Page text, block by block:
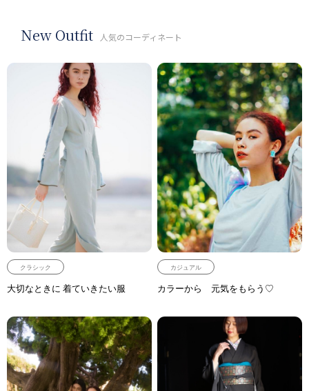
New Outfit 人気のコーディネート
クラシック
大切なときに 着ていきたい服
カジュアル
カラーから 元気をもらう♡